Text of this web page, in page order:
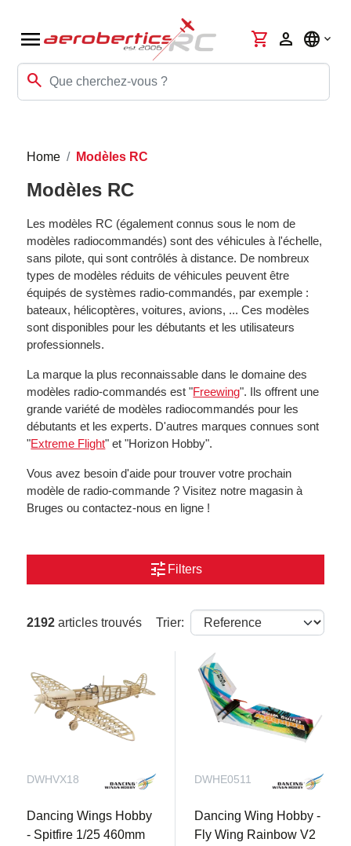
menu
search
shopping_cart person language
Home Modèles RC
Modèles RC
Les modèles RC (également connus sous le nom de
modèles radiocommandés) sont des véhicules à l'échelle,
sans pilote, qui sont contrôlés à distance. De nombreux
types de modèles réduits de véhicules peuvent être
équipés de systèmes radio-commandés, par exemple :
bateaux, hélicoptères, voitures, avions, ... Ces modèles
sont disponibles pour les débutants et les utilisateurs
professionnels.
La marque la plus reconnaissable dans le domaine des
modèles radio-commandés est "Freewing". Ils offrent une
grande variété de modèles radiocommandés pour les
débutants et les experts. D'autres marques connues sont
"Extreme Flight" et "Horizon Hobby".
Vous avez besoin d'aide pour trouver votre prochain
modèle de radio-commande ? Visitez notre magasin à
Bruges ou contactez-nous en ligne !
tune Filters
2192 articles trouvés Trier:
DWHVX18
Dancing Wings Hobby
- Spitfire 1/25 460mm
DWHE0511
Dancing Wing Hobby -
Fly Wing Rainbow V2